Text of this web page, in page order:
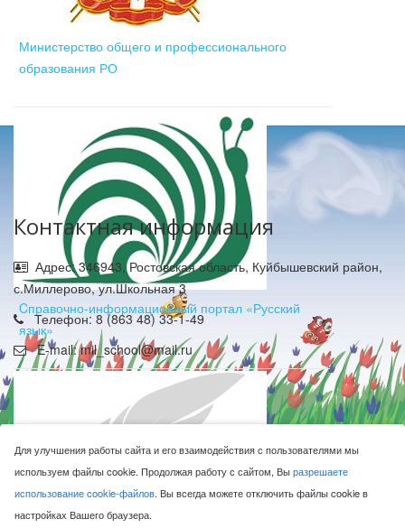
Министерство общего и профессионального
образования РО
Cправочно-информационный портал «Русский
язык»
Контактная информация
Адрес: 346943, Ростовская область, Куйбышевский район,
с.Миллерово, ул.Школьная 3
Телефон: 8 (863 48) 33-1-49
E-mail: mil_school@mail.ru
МБОУ Миллеровская СОШ имени Жоры Ковалевского © 2016-
2026
Сделано с ❤ в
Для улучшения работы сайта и его взаимодействия с пользователями мы
используем файлы cookie. Продолжая работу с сайтом, Выразрешаете
использование cookie-файлов. Вы всегда можете отключить файлы cookie в
настройках Вашего браузера.